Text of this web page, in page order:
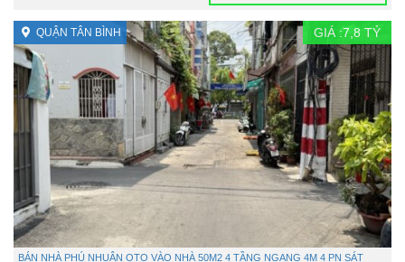
QUẬN TÂN BÌNH GIÁ :7,8 TỶ
BÁN NHÀ PHÚ NHUẬN OTO VÀO NHÀ 50M2 4 TẦNG NGANG 4M 4 PN SÁT